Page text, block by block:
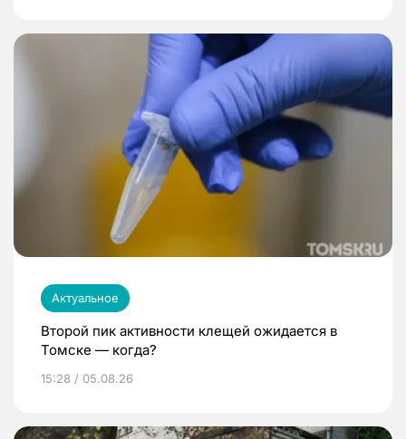
Актуальное
Второй пик активности клещей ожидается в
Томске — когда?
15:28 / 05.08.26